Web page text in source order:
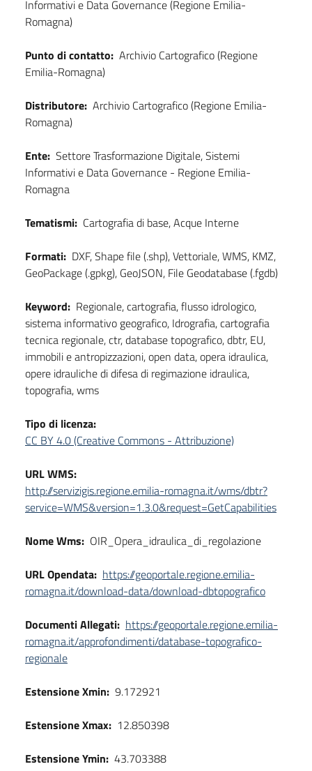
Informativi e Data Governance (Regione Emilia-
Romagna)
Punto di contatto: Archivio Cartografico (Regione
Emilia-Romagna)
Distributore: Archivio Cartografico (Regione Emilia-
Romagna)
Ente: Settore Trasformazione Digitale, Sistemi
Informativi e Data Governance - Regione Emilia-
Romagna
Tematismi: Cartografia di base, Acque Interne
Formati: DXF, Shape file (.shp), Vettoriale, WMS, KMZ,
GeoPackage (.gpkg), GeoJSON, File Geodatabase (.fgdb)
Keyword: Regionale, cartografia, flusso idrologico,
sistema informativo geografico, Idrografia, cartografia
tecnica regionale, ctr, database topografico, dbtr, EU,
immobili e antropizzazioni, open data, opera idraulica,
opere idrauliche di difesa di regimazione idraulica,
topografia, wms
Tipo di licenza:
CC BY 4.0 (Creative Commons - Attribuzione)
URL WMS:
http://servizigis.regione.emilia-romagna.it/wms/dbtr?
service=WMS&version=1.3.0&request=GetCapabilities
Nome Wms: OIR_Opera_idraulica_di_regolazione
URL Opendata: https://geoportale.regione.emilia-
romagna.it/download-data/download-dbtopografico
Documenti Allegati: https://geoportale.regione.emilia-
romagna.it/approfondimenti/database-topografico-
regionale
Estensione Xmin: 9.172921
Estensione Xmax: 12.850398
Estensione Ymin: 43.703388